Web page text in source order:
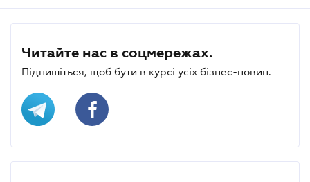
Читайте нас в соцмережах.
Підпишіться, щоб бути в курсі усіх бізнес-новин.